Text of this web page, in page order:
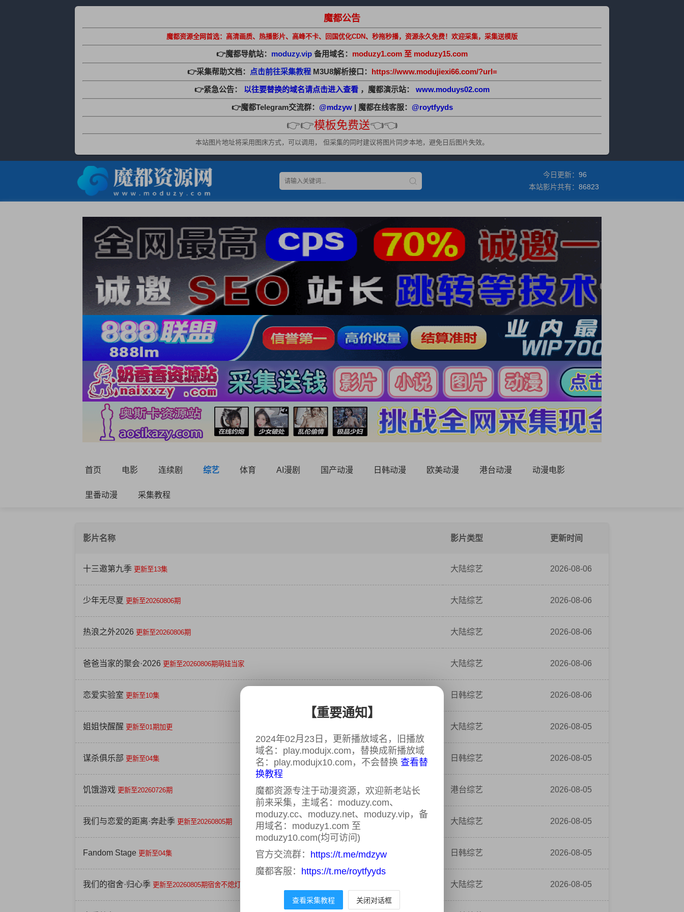
魔都公告
魔都资源全网首选：高清画质、热播影片、高峰不卡、回国优化CDN、秒拖秒播，资源永久免费！欢迎采集，采集送模版
👉魔都导航站： moduzy.vip 备用域名： moduzy1.com 至 moduzy15.com
👉采集帮助文档： 点击前往采集教程M3U8解析接口： https://www.modujiexi66.com/?url=
👉紧急公告： 以往要替换的域名请点击进入查看 ，魔都演示站： www.moduys02.com
👉魔都Telegram交流群： @mdzyw| 魔都在线客服： @roytfyyds
👉👉模板免费送👈👈
本站图片地址将采用图床方式，可以调用， 但采集的同时建议将图片同步本地，避免日后图片失效。
今日更新： 96
本站影片共有： 86823
首页 电影 连续剧 综艺 体育 AI漫剧 国产动漫 日韩动漫 欧美动漫 港台动漫 动漫电影
里番动漫 采集教程
影片名称 影片类型 更新时间
十三邀第九季 更新至13集 大陆综艺 2026-08-06
少年无尽夏 更新至20260806期 大陆综艺 2026-08-06
热浪之外2026 更新至20260806期 大陆综艺 2026-08-06
爸爸当家的聚会·2026 更新至20260806期萌娃当家 大陆综艺 2026-08-06
恋爱实验室 更新至10集 日韩综艺 2026-08-06
姐姐快醒醒 更新至01期加更 大陆综艺 2026-08-05
谋杀俱乐部 更新至04集 日韩综艺 2026-08-05
饥饿游戏 更新至20260726期 港台综艺 2026-08-05
我们与恋爱的距离·奔赴季 更新至20260805期 大陆综艺 2026-08-05
Fandom Stage 更新至04集 日韩综艺 2026-08-05
我们的宿舍·归心季 更新至20260805期宿舍不熄灯 大陆综艺 2026-08-05
【重要通知】
2024年02月23日，更新播放域名，旧播放
域名：play.modujx.com，替换成新播放域
名：play.modujx10.com，不会替换 查看替
换教程
魔都资源专注于动漫资源，欢迎新老站长
前来采集，主域名：moduzy.com、
moduzy.cc、moduzy.net、moduzy.vip，备
用域名：moduzy1.com 至
moduzy10.com(均可访问)
官方交流群： https://t.me/mdzyw
魔都客服： https://t.me/roytfyyds
查看采集教程 关闭对话框